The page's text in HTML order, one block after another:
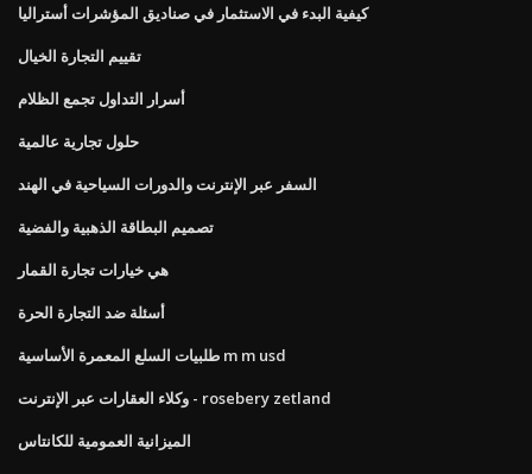
كيفية البدء في الاستثمار في صناديق المؤشرات أستراليا
تقييم التجارة الخيال
أسرار التداول تجمع الظلام
حلول تجارية عالمية
السفر عبر الإنترنت والدورات السياحية في الهند
تصميم البطاقة الذهبية والفضية
هي خيارات تجارة القمار
أسئلة ضد التجارة الحرة
طلبيات السلع المعمرة الأساسية m m usd
وكلاء العقارات عبر الإنترنت - rosebery zetland
الميزانية العمومية للكانتاس